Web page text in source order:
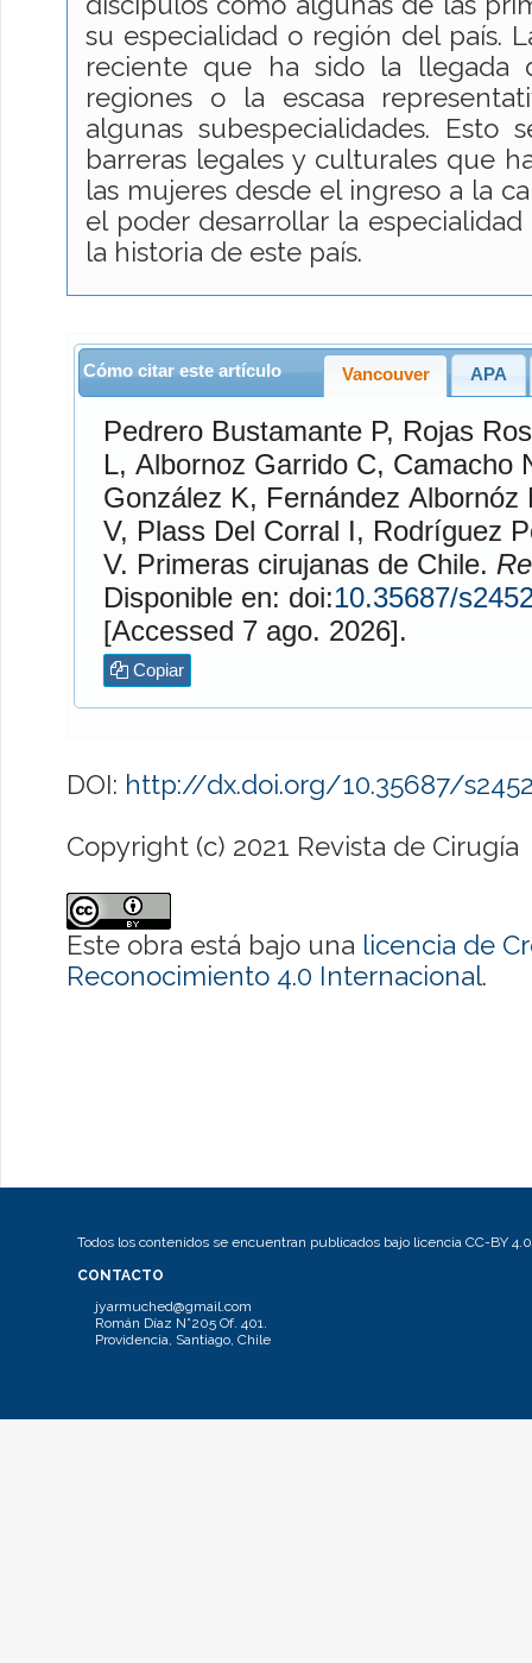
su especialidad o región del país.
reciente que ha sido la llegada
regiones o la escasa
algunas subespecialidades. Esto
barreras legales y culturales que
las mujeres desde el ingreso a la
el poder desarrollar la
la historia de este país.
Cómo citar este artículo Vancouver APA
Pedrero BustamanteP, Rojas
L, Albornoz GarridoC, Camacho
González K, Fernández Albornóz
V, Plass Del Corral I, Rodríguez
V. Primeras cirujanas de Chile.
Disponible en: doi:10.35687/
[Accessed 7 ago. 2026].
Copiar
DOI: http://dx.doi.org/10.35687/
Copyright (c) 2021 Revista de Cirugía
Este obra está bajo una licencia de
Reconocimiento 4.0 Internacional.
Todos los contenidos se encuentran publicados bajo licencia CC-BY 4.0
CONTACTO
jyarmuched@gmail.com
Román Díaz N°205 Of. 401.
Providencia, Santiago, Chile